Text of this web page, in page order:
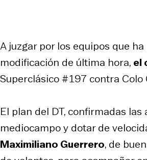
A juzgar por los equipos que
modificación de última hora, el
Superclásico #197 contra Colo
El plan del DT, confirmadas
mediocampo y dotar de
Maximiliano Guerrero, de